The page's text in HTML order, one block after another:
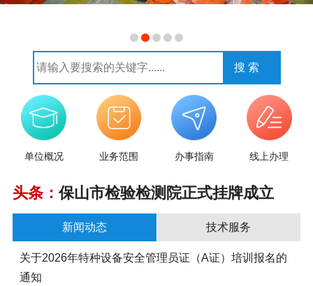
单位概况 业务范围 办事指南 线上办理
头条： 保山市检验检测院正式挂牌成立
新闻动态 技术服务
关于2026年特种设备安全管理员证（A证）培训报名的
通知